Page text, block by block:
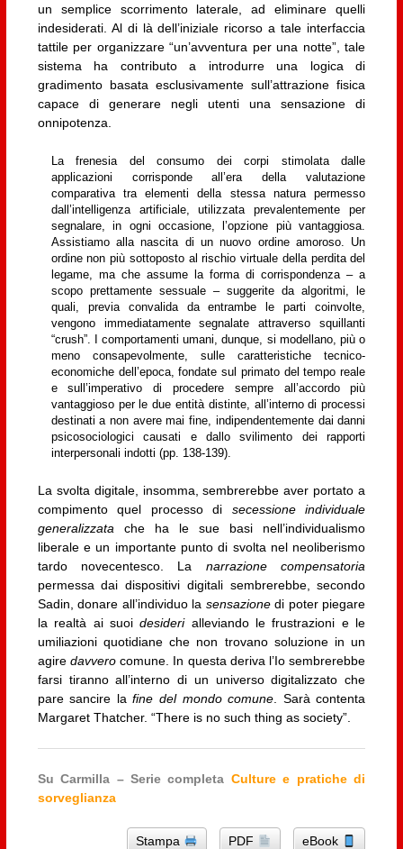
un semplice scorrimento laterale, ad eliminare quelli
indesiderati. Al di là dell’iniziale ricorso a tale interfaccia
tattile per organizzare “un’avventura per una notte”, tale
sistema ha contributo a introdurre una logica di
gradimento basata esclusivamente sull’attrazione fisica
capace di generare negli utenti una sensazione di
onnipotenza.
La frenesia del consumo dei corpi stimolata dalle
applicazioni corrisponde all’era della valutazione
comparativa tra elementi della stessa natura permesso
dall’intelligenza artificiale, utilizzata prevalentemente per
segnalare, in ogni occasione, l’opzione più vantaggiosa.
Assistiamo alla nascita di un nuovo ordine amoroso. Un
ordine non più sottoposto al rischio virtuale della perdita del
legame, ma che assume la forma di corrispondenza – a
scopo prettamente sessuale – suggerite da algoritmi, le
quali, previa convalida da entrambe le parti coinvolte,
vengono immediatamente segnalate attraverso squillanti
“crush”. I comportamenti umani, dunque, si modellano, più o
meno consapevolmente, sulle caratteristiche tecnico-
economiche dell’epoca, fondate sul primato del tempo reale
e sull’imperativo di procedere sempre all’accordo più
vantaggioso per le due entità distinte, all’interno di processi
destinati a non avere mai fine, indipendentemente dai danni
psicosociologici causati e dallo svilimento dei rapporti
interpersonali indotti (pp. 138-139).
La svolta digitale, insomma, sembrerebbe aver portato a
compimento quel processo di secessione individuale
generalizzata che ha le sue basi nell’individualismo
liberale e un importante punto di svolta nel neoliberismo
tardo novecentesco. La narrazione compensatoria
permessa dai dispositivi digitali sembrerebbe, secondo
Sadin, donare all’individuo la sensazionedi poter piegare
la realtà ai suoidesiderialleviando le frustrazioni e le
umiliazioni quotidiane che non trovano soluzione in un
agire davverocomune. In questa deriva l’Io sembrerebbe
farsi tiranno all’interno di un universo digitalizzato che
pare sancire lafine del mondo comune . Sarà contenta
Margaret Thatcher. “There is no such thing as society”.
Su Carmilla – Serie completa Culture e pratiche di
sorveglianza
Stampa PDF eBook